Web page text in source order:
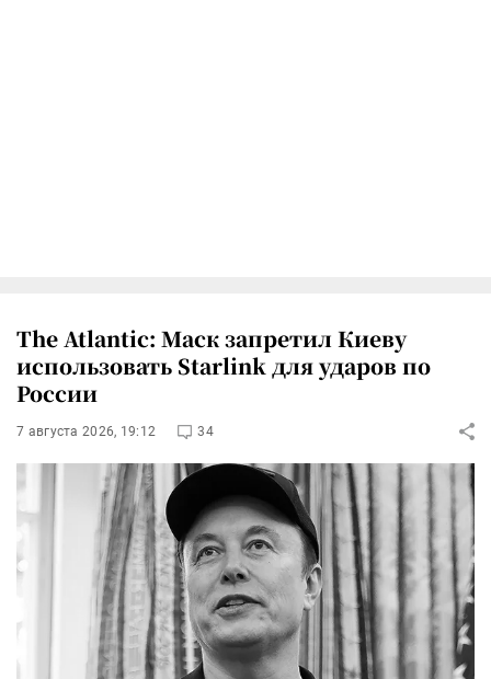
The Atlantic: Маск запретил Киеву
использовать Starlink для ударов по
России
7 августа 2026, 19:12 34